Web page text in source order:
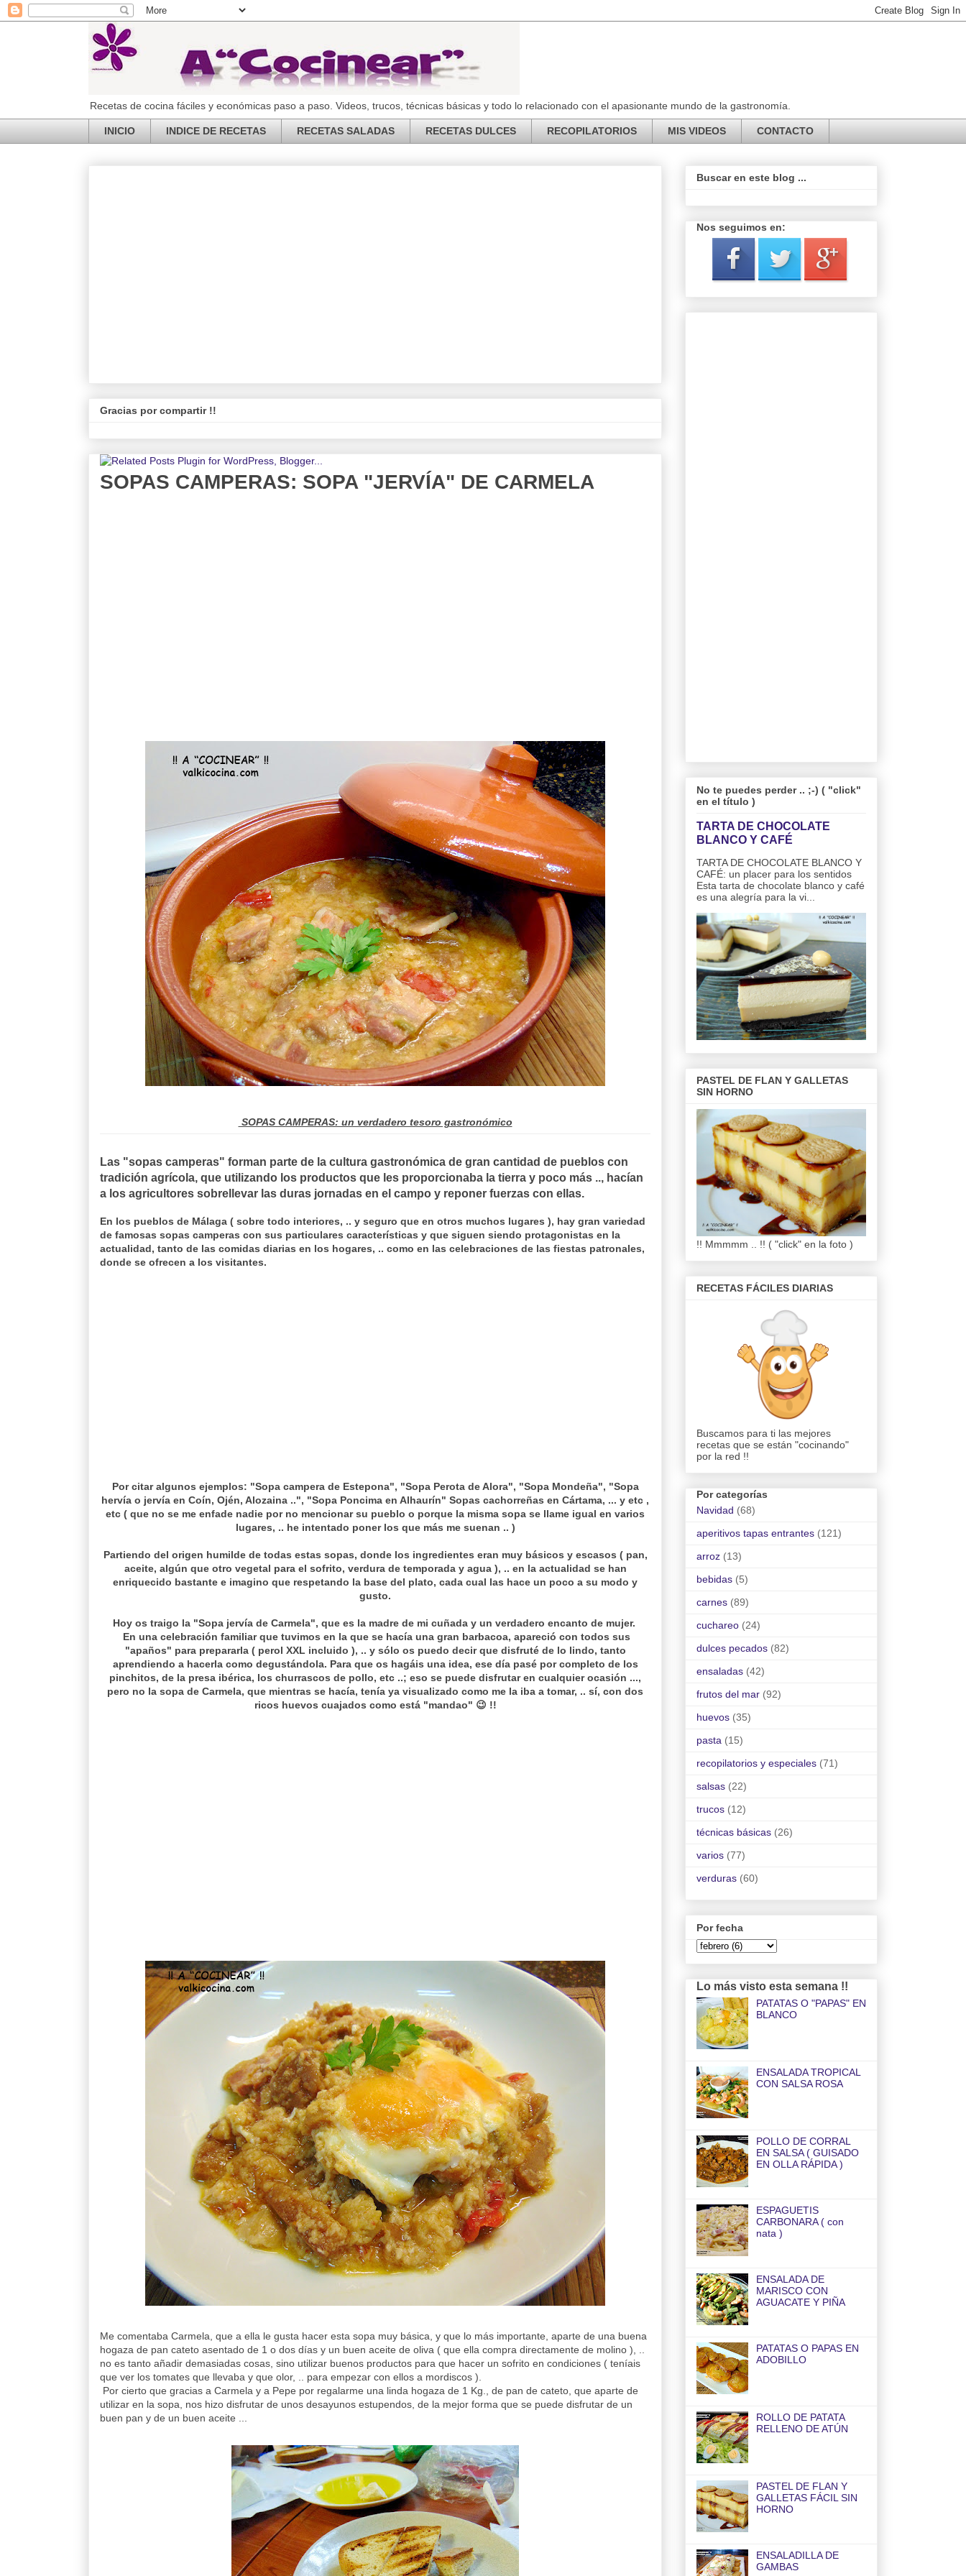
Recetas de cocina fáciles y económicas paso a paso. Videos, trucos, técnicas básicas y todo lo relacionado con el apasionante mundo de la gastronomía.
INICIO INDICE DE RECETAS RECETAS SALADAS RECETAS DULCES RECOPILATORIOS MIS VIDEOS CONTACTO
Gracias por compartir !!
SOPAS CAMPERAS: SOPA "JERVÍA" DE CARMELA
SOPAS CAMPERAS: un verdadero tesoro gastronómico
Las "sopas camperas" forman parte de la cultura gastronómica de gran cantidad de pueblos con
tradición agrícola, que utilizando los productos que les proporcionaba la tierra y poco más .., hacían
a los agricultores sobrellevar las duras jornadas en el campo y reponer fuerzas con ellas.
En los pueblos de Málaga ( sobre todo interiores, .. y seguro que en otros muchos lugares ), hay gran variedad
de famosas sopas camperas con sus particulares características y que siguen siendo protagonistas en la
actualidad, tanto de las comidas diarias en los hogares, .. como en las celebraciones de las fiestas patronales,
donde se ofrecen a los visitantes.
Por citar algunos ejemplos: "Sopa campera de Estepona", "Sopa Perota de Alora", "Sopa Mondeña", "Sopa
hervía o jervía en Coín, Ojén, Alozaina ..", "Sopa Poncima en Alhaurín" Sopas cachorreñas en Cártama, ... y etc ,
etc ( que no se me enfade nadie por no mencionar su pueblo o porque la misma sopa se llame igual en varios
lugares, .. he intentado poner los que más me suenan .. )
Partiendo del origen humilde de todas estas sopas, donde los ingredientes eran muy básicos y escasos ( pan,
aceite, algún que otro vegetal para el sofrito, verdura de temporada y agua ), .. en la actualidad se han
enriquecido bastante e imagino que respetando la base del plato, cada cual las hace un poco a su modo y
gusto.
Hoy os traigo la "Sopa jervía de Carmela", que es la madre de mi cuñada y un verdadero encanto de mujer.
En una celebración familiar que tuvimos en la que se hacía una gran barbacoa, apareció con todos sus
"apaños" para prepararla ( perol XXL incluido ), .. y sólo os puedo decir que disfruté de lo lindo, tanto
aprendiendo a hacerla como degustándola. Para que os hagáis una idea, ese día pasé por completo de los
pinchitos, de la presa ibérica, los churrascos de pollo, etc ..; eso se puede disfrutar en cualquier ocasión ...,
pero no la sopa de Carmela, que mientras se hacía, tenía ya visualizado como me la iba a tomar, .. sí, con dos
ricos huevos cuajados como está "mandao" 😉 !!
Me comentaba Carmela, que a ella le gusta hacer esta sopa muy básica, y que lo más importante, aparte de una buena
hogaza de pan cateto asentado de 1 o dos días y un buen aceite de oliva ( que ella compra directamente de molino ), ..
no es tanto añadir demasiadas cosas, sino utilizar buenos productos para que hacer un sofrito en condiciones ( teníais
que ver los tomates que llevaba y que olor, .. para empezar con ellos a mordiscos ).
Por cierto que gracias a Carmela y a Pepe por regalarme una linda hogaza de 1 Kg., de pan de cateto, que aparte de
utilizar en la sopa, nos hizo disfrutar de unos desayunos estupendos, de la mejor forma que se puede disfrutar de un
buen pan y de un buen aceite ...
Buscar en este blog ...
Nos seguimos en:
No te puedes perder .. ;-) ( "click"
en el título )
TARTA DE CHOCOLATE
BLANCO Y CAFÉ
TARTA DE CHOCOLATE BLANCO Y
CAFÉ: un placer para los sentidos
Esta tarta de chocolate blanco y café
es una alegría para la vi...
PASTEL DE FLAN Y GALLETAS
SIN HORNO
!! Mmmmm .. !! ( "click" en la foto )
RECETAS FÁCILES DIARIAS
Buscamos para ti las mejores
recetas que se están "cocinando"
por la red !!
Por categorías
Navidad (68)
aperitivos tapas entrantes (121)
arroz (13)
bebidas (5)
carnes (89)
cuchareo (24)
dulces pecados (82)
ensaladas (42)
frutos del mar (92)
huevos (35)
pasta (15)
recopilatorios y especiales (71)
salsas (22)
trucos (12)
técnicas básicas (26)
varios (77)
verduras (60)
Por fecha
Lo más visto esta semana !!
PATATAS O "PAPAS" EN
BLANCO
ENSALADA TROPICAL
CON SALSA ROSA
POLLO DE CORRAL
EN SALSA ( GUISADO
EN OLLA RÁPIDA )
ESPAGUETIS
CARBONARA ( con
nata )
ENSALADA DE
MARISCO CON
AGUACATE Y PIÑA
PATATAS O PAPAS EN
ADOBILLO
ROLLO DE PATATA
RELLENO DE ATÚN
PASTEL DE FLAN Y
GALLETAS FÁCIL SIN
HORNO
ENSALADILLA DE
GAMBAS